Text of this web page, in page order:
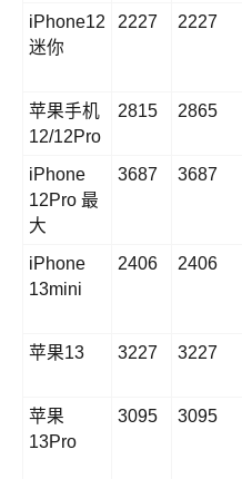
iPhone12
迷你
2227 2227
苹果手机
12/12Pro
2815 2865
iPhone
12Pro 最
大
3687 3687
iPhone
13mini
2406 2406
苹果13 3227 3227
苹果
13Pro
3095 3095